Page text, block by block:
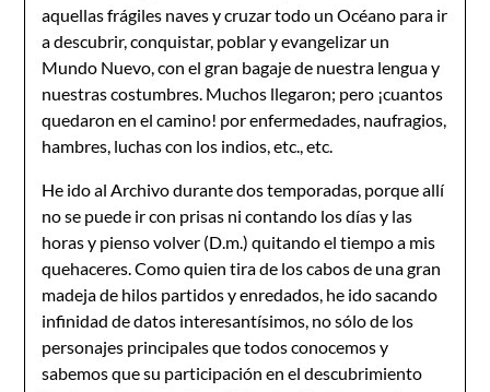
aquellas frágiles naves y cruzar todo un Océano para ir
a descubrir, conquistar, poblar y evangelizar un
Mundo Nuevo, con el gran bagaje de nuestra lengua y
nuestras costumbres. Muchos llegaron; pero ¡cuantos
quedaron en el camino! por enfermedades, naufragios,
hambres, luchas con los indios, etc., etc.
He ido al Archivo durante dos temporadas, porque allí
no se puede ir con prisas ni contando los días y las
horas y pienso volver (D.m.) quitando el tiempo a mis
quehaceres. Como quien tira de los cabos de una gran
madeja de hilos partidos y enredados, he ido sacando
infinidad de datos interesantísimos, no sólo de los
personajes principales que todos conocemos y
sabemos que su participación en el descubrimiento